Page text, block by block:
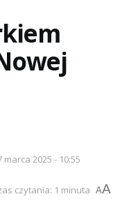
2025 - 10:55
czytania: 1 minuta AA